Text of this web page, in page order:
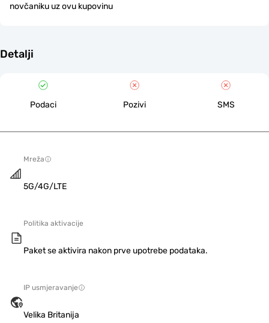
novčaniku uz ovu kupovinu
Detalji
Podaci Pozivi SMS
Mreža
5G/4G/LTE
Politika aktivacije
Paket se aktivira nakon prve upotrebe podataka.
IP usmjeravanje
Velika Britanija